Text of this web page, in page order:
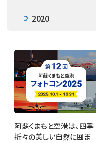
2020
阿蘇くまもと空港は、四季
折々の美しい自然に囲ま